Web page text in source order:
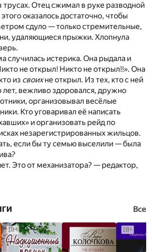
трусах. Отец сжимал в руке разводной
оказалось достаточно, чтобы
сдуло — только стремительные,
удаляющиеся прыжки. Хлопнула
случилась истерика. Она рыдала и
не открыл! Никто не открыл!!». Она
из своихне открыл. Из тех, кто с ней
лет, вежливо здоровался, дружно
организовывал весёлые
Кто уговаривал её написать
и организовать рейд по
незарегистрированных жильцов.
если бы ту семью выселили — была
Это от механизатора? — редактор,
Все